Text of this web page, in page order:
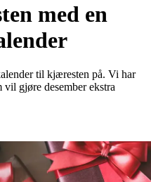
med en
til kjæresten på. Vi har
vil gjøre desember ekstra